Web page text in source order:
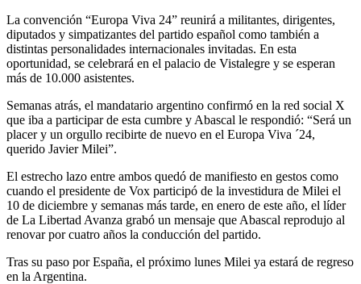
La convención “Europa Viva 24” reunirá a militantes, dirigentes,
diputados y simpatizantes del partido español como también a
distintas personalidades internacionales invitadas. En esta
oportunidad, se celebrará en el palacio de Vistalegre y se esperan
más de 10.000 asistentes.
Semanas atrás, el mandatario argentino confirmó en la red social X
que iba a participar de esta cumbre y Abascal le respondió: “Será un
placer y un orgullo recibirte de nuevo en el Europa Viva ´24,
querido Javier Milei”.
El estrecho lazo entre ambos quedó de manifiesto en gestos como
cuando el presidente de Vox participó de la investidura de Milei el
10 de diciembre y semanas más tarde, en enero de este año, el líder
de La Libertad Avanza grabó un mensaje que Abascal reprodujo al
renovar por cuatro años la conducción del partido.
Tras su paso por España, el próximo lunes Milei ya estará de regreso
en la Argentina.